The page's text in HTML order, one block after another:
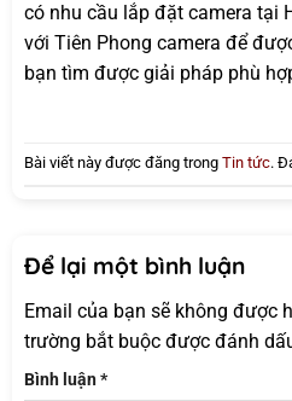
có nhu cầu lắp đặt camera tại
với Tiên Phong camera để
bạn tìm được giải pháp phù
Bài viết này được đăng trong Tin tức.
Để lại một bình luận
Email của bạn sẽ không được
trường bắt buộc được đánh
Bình luận*